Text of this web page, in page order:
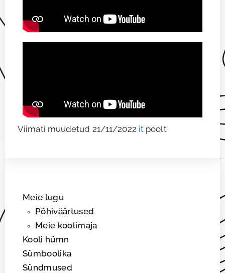
Meie lugu
Põhiväärtused
Meie koolimaja
Kooli hümn
Sümboolika
Sündmused
Viimati muudetud 21/11/2022 it poolt